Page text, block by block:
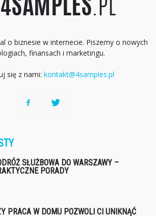
o biznesie w internecie. Piszemy o nowych
finansach i marketingu.
się z nami: kontakt@4samples.pl
SŁUŻBOWA DO WARSZAWY –
PORADY
PRACA W DOMU POZWOLI CI UNIKNĄĆ